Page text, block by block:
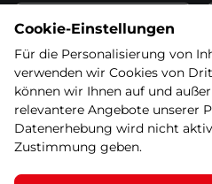
Datenschutzerklärung
Wiederufsbelehrung mit Link
zum Formular
Informationen zu Elektro-
und Elektonikgeräten
Cookie-Einstellungen
Für die Personalisierung von
verwenden wir Cookies von
können wir Ihnen auf und
relevantere Angebote unserer
Datenerhebung wird nicht
Zustimmung geben.